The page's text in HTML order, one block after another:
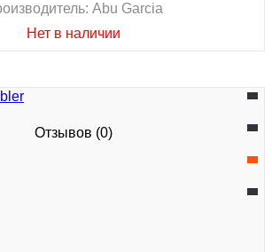
Abu Garcia
Нет в наличии
Отзывов (0)